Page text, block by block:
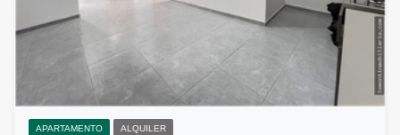
APARTAMENTO ALQUILER